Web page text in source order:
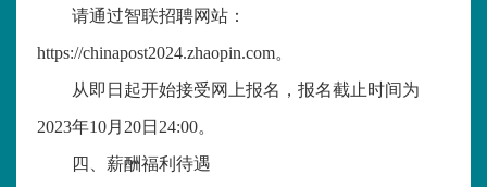
请通过智联招聘网站：
https://chinapost2024.zhaopin.com。
从即日起开始接受网上报名，报名截止时间为
2023年10月 20日 24:00。
四、薪酬福利待遇